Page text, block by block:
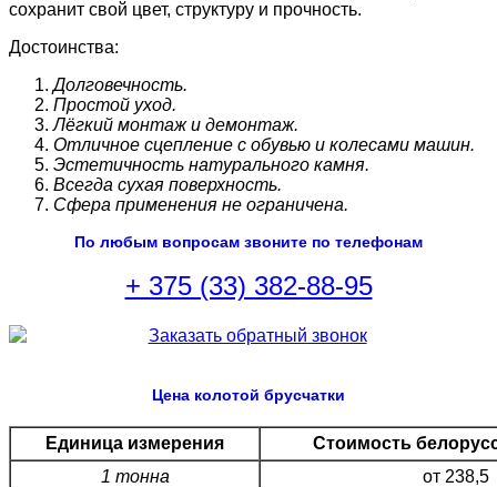
сохранит свой цвет, структуру и прочность.
Достоинства:
Долговечность.
Простой уход.
Лёгкий монтаж и демонтаж.
Отличное сцепление с обувью и колесами машин.
Эстетичность натурального камня.
Всегда сухая поверхность.
Сфера применения не ограничена.
По любым вопросам звоните по телефонам
+ 375 (33) 382-88-95
Цена колотой брусчатки
Единица измерения
Стоимость
1 тонна
от 238,5